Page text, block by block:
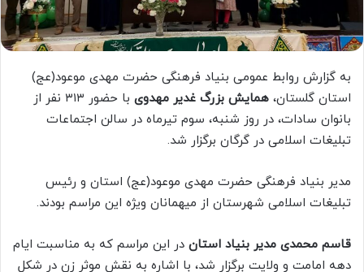
به گزارش روابط عمومی بنیاد فرهنگی حضرت مهدی موعود(عج)
استان گلستان، همایش بزرگ غدیر مهدوی
با حضور ۳۱۳ نفر از
بانوان سادات، در روز شنبه، سوم تیرماه در سالن اجتماعات
تبلیغات اسلامی در گرگان برگزار شد.
مدیر بنیاد فرهنگی حضرت مهدی موعود(عج) استان و رئیس
تبلیغات اسلامی شهرستان از میهمانان ویژه این مراسم بودند.
قاسم محمدی مدیر بنیاد استان در این مراسم که به مناسبت ایام
دهه امامت و ولایت برگزار شد، با اشاره به نقش موثر زن در شکل